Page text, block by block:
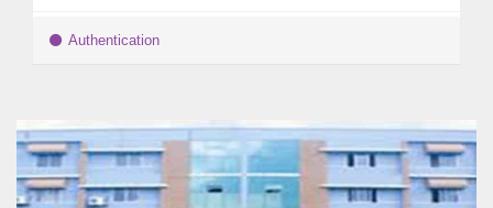
Authentication